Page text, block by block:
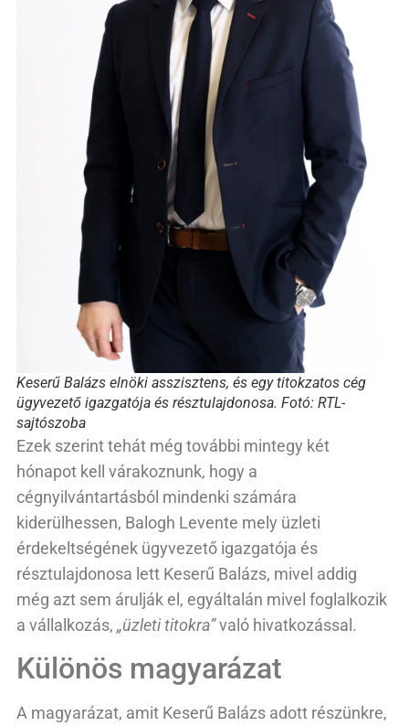
Keserű Balázs elnöki asszisztens, és egy titokzatos cég
ügyvezető igazgatója és résztulajdonosa. Fotó: RTL-
sajtószoba
Ezek szerint tehát még további mintegy két
hónapot kell várakoznunk, hogy a
cégnyilvántartásból mindenki számára
kiderülhessen, Balogh Levente mely üzleti
érdekeltségének ügyvezető igazgatója és
résztulajdonosa lett Keserű Balázs, mivel addig
még azt sem árulják el, egyáltalán mivel foglalkozik
a vállalkozás, „üzleti titokra”való hivatkozással.
Különös magyarázat
A magyarázat, amit Keserű Balázs adott részünkre,